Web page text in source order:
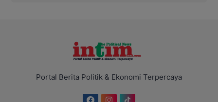
Portal Berita Politik & Ekonomi Terpercaya